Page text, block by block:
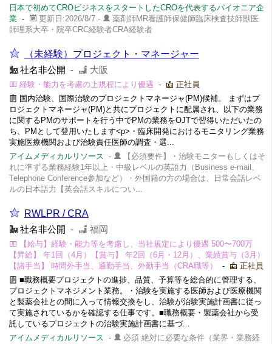
日本で初めてCROビジネスをスタートしたCROを代表するパイオニア企
業 - 更新日:2026/8/7 -
薬剤師MR看護師保健師臨床検査技師獣医
師理系大卒・院卒CRC経験者CRA経験者
（未経験）プロジェクト・マネージャー
社名非公開 - 大阪
経験・能力を考慮の上規程により優遇 -
正社員
国内治験、国際治験のプロジェクトマネージャ(PM)候補。 まずはプ
ロジェクトマネージャ(PM)と共にプロジェクトに配属され、以下の業務
に関するPMのサポートを行う中でPMの業務をOJTで習得いただいたの
ち、PMとして登用いたします<p>・臨床開発におけるモニタリング業務
実施医療機関および治験責任医師の調査・選...
アイムメディカルリソース
-
【必須要件】・治験モニターもしくはそ
れに準ずる業務経験1年以上・中級レベルの英語力（Business e-mail、
Telephone Conference参加など）・外国籍の方の場合は、日常会話レベ
ルの日本語力【英会話スキルについ...
RWLPR / CRA
社名非公開 - 福岡
【給与】経験・能力等を考慮し、当社規定により優遇 500〜700万
【昇給】 年1回（4月）【賞与】 年2回（6月・12月）、業績賞与（3月）
【諸手当】 時間外手当、通勤手当、外勤手当（CRA職等）
-
正社員
■職務概要プロジェクトの進捗、品質、予算等を総合的に管理する、
プロジェクトマネジメント業務。・治験を実施する医師および医療機関
と製薬会社との間に入って情報交換をし、治験が治験実施計画書に従っ
て実施されているかを確認する仕事です。■職務概要・製薬会社から受
託しているプロジェクトの治験実施計画書に基づ...
アイムメディカルリソース
-
必須 絶対に必要な条件（業界・業務経